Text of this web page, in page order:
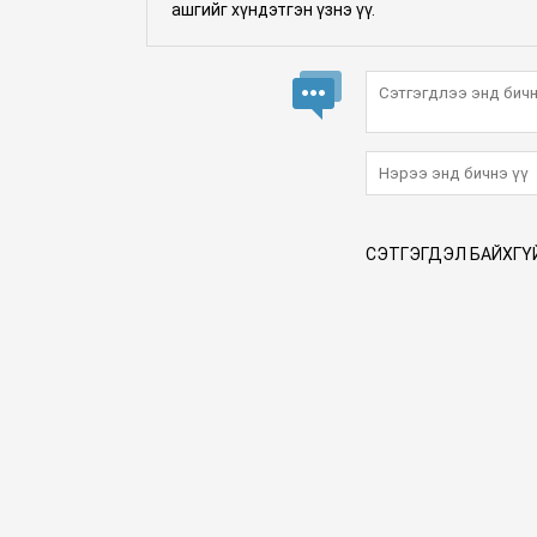
ашгийг хүндэтгэн үзнэ үү.
СЭТГЭГДЭЛ